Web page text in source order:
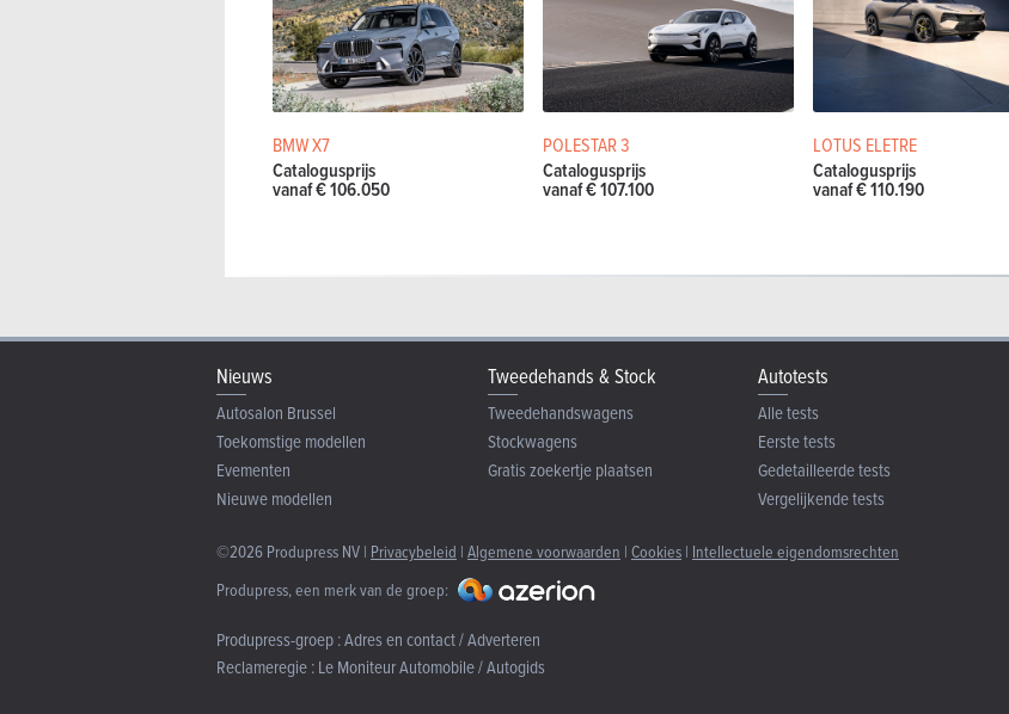
BMW X7
Catalogusprijs
vanaf € 106.050
POLESTAR 3
Catalogusprijs
vanaf € 107.100
LOTUS ELETRE
Catalogusprijs
vanaf € 110.190
Nieuws
Autosalon Brussel
Toekomstige modellen
Evementen
Nieuwe modellen
Tweedehands & Stock
Tweedehandswagens
Stockwagens
Gratis zoekertje plaatsen
Autotests
Alle tests
Eerste tests
Gedetailleerde tests
Vergelijkende tests
©2026 Produpress NV | Privacybeleid | Algemene voorwaarden | Cookies | Intellectuele eigendomsrechten
Produpress, een merk van de groep:
Produpress-groep :Adres en contact / Adverteren
Reclameregie :Le Moniteur Automobile / Autogids